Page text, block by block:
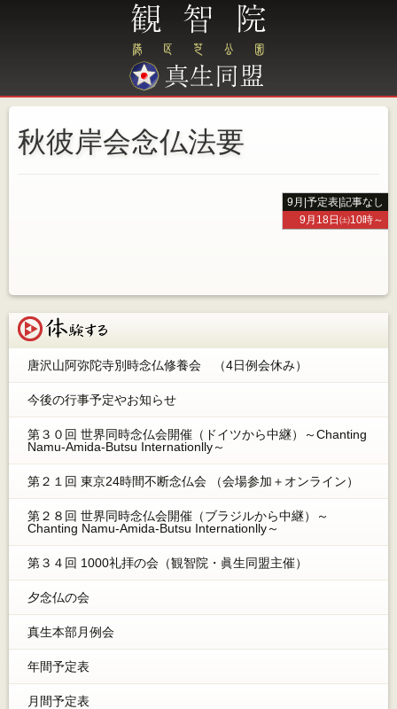
秋彼岸会念仏法要
9月 予定表 記事なし
9月18日㈯10時～
唐沢山阿弥陀寺別時念仏修養会 （4日例会休み）
今後の行事予定やお知らせ
第３０回 世界同時念仏会開催（ドイツから中継）～Chanting
Namu-Amida-Butsu Internationlly～
第２１回 東京24時間不断念仏会 （会場参加＋オンライン）
第２８回 世界同時念仏会開催（ブラジルから中継）～
Chanting Namu-Amida-Butsu Internationlly～
第３４回 1000礼拝の会（観智院・眞生同盟主催）
夕念仏の会
真生本部月例会
年間予定表
月間予定表